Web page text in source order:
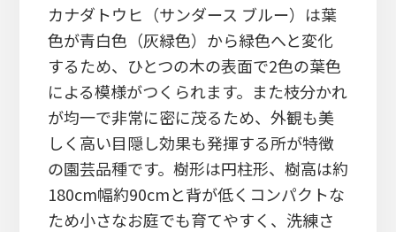
カナダトウヒ（サンダース ブルー）は葉
色が青白色（灰緑色）から緑色へと変化
するため、ひとつの木の表面で2色の葉色
による模様がつくられます。また枝分かれ
が均一で非常に密に茂るため、外観も美
しく高い目隠し効果も発揮する所が特徴
の園芸品種です。樹形は円柱形、樹高は約
180cm幅約90cmと背が低くコンパクトな
ため小さなお庭でも育てやすく、洗練さ